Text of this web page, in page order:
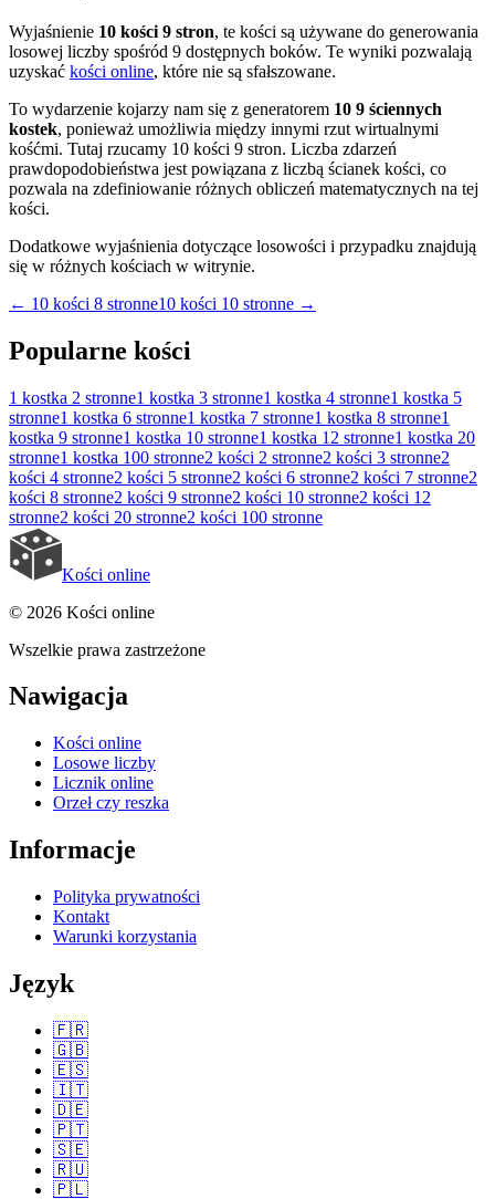
Wyjaśnienie 10 kości 9 stron, te kości są używane do generowania
losowej liczby spośród 9 dostępnych boków. Te wyniki pozwalają
uzyskać kości online, które nie są sfałszowane.
To wydarzenie kojarzy nam się z generatorem 10 9 ściennych
kostek, ponieważ umożliwia między innymi rzut wirtualnymi
kośćmi. Tutaj rzucamy 10 kości 9 stron. Liczba zdarzeń
prawdopodobieństwa jest powiązana z liczbą ścianek kości, co
pozwala na zdefiniowanie różnych obliczeń matematycznych na tej
kości.
Dodatkowe wyjaśnienia dotyczące losowości i przypadku znajdują
się w różnych kościach w witrynie.
← 10 kości 8 stronne10 kości 10 stronne →
Popularne kości
1 kostka 2 stronne1 kostka 3 stronne1 kostka 4 stronne1 kostka 5
stronne1 kostka 6 stronne1 kostka 7 stronne1 kostka 8 stronne1
kostka 9 stronne1 kostka 10 stronne1 kostka 12 stronne1 kostka 20
stronne1 kostka 100 stronne2 kości 2 stronne2 kości 3 stronne2
kości 4 stronne2 kości 5 stronne2 kości 6 stronne2 kości 7 stronne2
kości 8 stronne2 kości 9 stronne2 kości 10 stronne2 kości 12
stronne2 kości 20 stronne2 kości 100 stronne
Kości online
© 2026 Kości online
Wszelkie prawa zastrzeżone
Nawigacja
Kości online
Losowe liczby
Licznik online
Orzeł czy reszka
Informacje
Polityka prywatności
Kontakt
Warunki korzystania
Język
🇫🇷
🇬🇧
🇪🇸
🇮🇹
🇩🇪
🇵🇹
🇸🇪
🇷🇺
🇵🇱